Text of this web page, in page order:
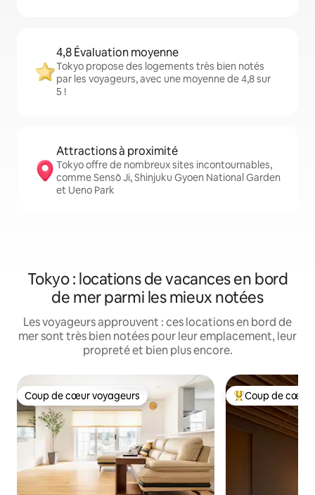
4,8 Évaluation moyenne
Tokyo propose des logements très bien notés
par les voyageurs, avec une moyenne de 4,8 sur
5 !
Attractions à proximité
Tokyo offre de nombreux sites incontournables,
comme Sensō Ji, Shinjuku Gyoen National Garden
et Ueno Park
Tokyo : locations de vacances en bord
de mer parmi les mieux notées
Les voyageurs approuvent : ces locations en bord de
mer sont très bien notées pour leur emplacement, leur
propreté et bien plus encore.
Coup de cœur voyageurs
Coup de cœur voyageurs Coups de cœur
Coup de cœur